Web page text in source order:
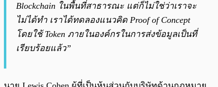
Blockchain ในพื้นที่สาธารณะ แต่ก็ไม่ใช่ว่าเราจะ
ไม่ได้ทำ เราได้ทดลองแนวคิด Proof of Concept
โดยใช้ Token ภายในองค์กรในการส่งข้อมูลเป็นที่
เรียบร้อยแล้ว”